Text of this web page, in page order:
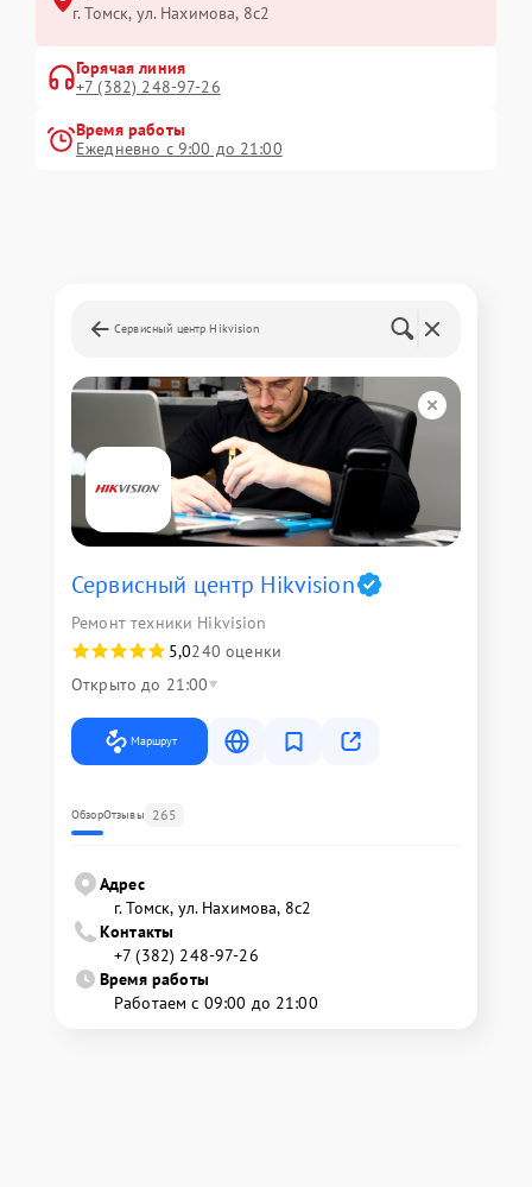
г. Томск, ул. Нахимова, 8с2
Горячая линия
+7 (382) 248-97-26
Время работы
Ежедневно с 9:00 до 21:00
Сервисный центр Hikvision
Сервисный центр Hikvision
Ремонт техники Hikvision
5,0240 оценки
Открыто до 21:00
Маршрут
ОбзорОтзывы 265
Адрес
г. Томск, ул. Нахимова, 8с2
Контакты
+7 (382) 248-97-26
Время работы
Работаем с 09:00 до 21:00